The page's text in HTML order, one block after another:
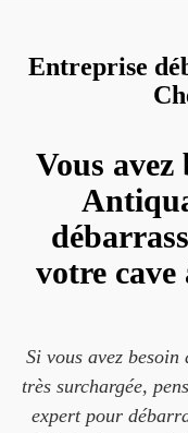
Entreprise
Vous avez
votre cave
Si vous avez
très surchargée,
expert pour